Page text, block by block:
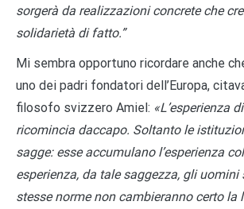
sorgerà da realizzazioni concrete che
solidarietà di fatto.”
Mi sembra opportuno ricordare anche
uno dei padri fondatori dell’Europa,
filosofo svizzero Amiel: «L’esperienza
ricomincia daccapo. Soltanto le
sagge: esse accumulano l’esperienza
esperienza, da tale saggezza, gli uomini
stesse norme non cambieranno certo la